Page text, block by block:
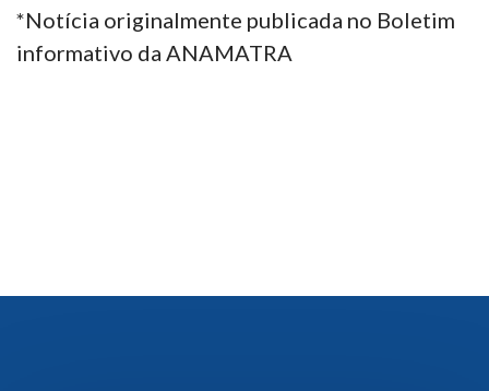
*Notícia originalmente publicada no Boletim
informativo da ANAMATRA